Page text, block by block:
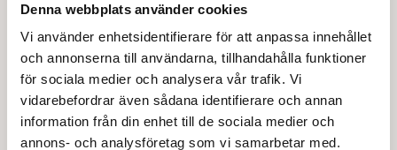
Denna webbplats använder cookies
Vi använder enhetsidentifierare för att anpassa innehållet
och annonserna till användarna, tillhandahålla funktioner
för sociala medier och analysera vår trafik. Vi
vidarebefordrar även sådana identifierare och annan
information från din enhet till de sociala medier och
annons- och analysföretag som vi samarbetar med.
transaction will be provided in the year end report 2002.
Wihlborgs Fastigheter AB (publ) The Board Wihlborgs
Fastigheter AB (publ) is one of Sweden's biggest real-
estate companies, with real estate to a book value of
SEK 20.5 billion. The real estate, which is concentrated
on the Stockholm and Öresund regions, has a rental
value on a twelve-month basis totalling SEK 2.3 billion,